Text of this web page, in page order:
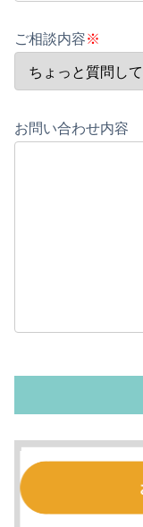
ご相談内容※
お問い合わせ内容